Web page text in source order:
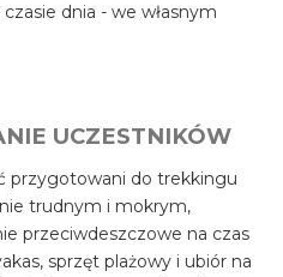
dnia - we własnym
UCZESTNIKÓW
przygotowani do trekkingu
trudnym i mokrym,
przeciwdeszczowe na czas
sprzęt plażowy i ubiór na